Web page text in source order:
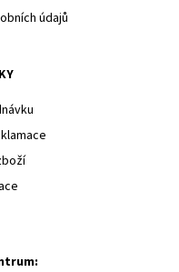
údajů